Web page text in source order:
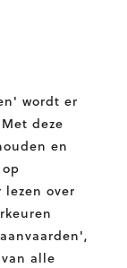
wordt er
deze
en
over
alle